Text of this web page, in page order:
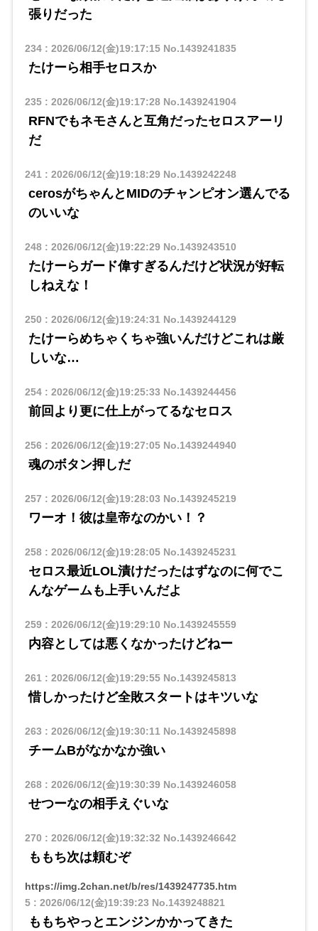
張りだった
234: 2026/06/12(金)19:17:15No.1439241835
たけーら相手セロスか
235: 2026/06/12(金)19:17:28No.1439241904
RFNでもネモさんと互角だったセロスアーリ
だ
241: 2026/06/12(金)19:18:29No.1439242248
cerosがちゃんとMIDのチャンピオン選んでる
のいいな
248: 2026/06/12(金)19:22:29No.1439243510
たけーらガード偉すぎるんだけど状況が好転
しねえな！
250 : 2026/06/12(金)19:24:31No.1439244129
たけーらめちゃくちゃ強いんだけどこれは厳
しいな…
254: 2026/06/12(金)19:25:33 No.1439244456
前回より更に仕上がってるなセロス
256 : 2026/06/12(金)19:27:05No.1439244940
魂のボタン押しだ
257 : 2026/06/12(金)19:28:03 No.1439245219
ワーオ！彼は皇帝なのかい！？
258: 2026/06/12(金)19:28:05No.1439245231
セロス最近LOL漬けだったはずなのに何でこ
んなゲームも上手いんだよ
259: 2026/06/12(金)19:29:10 No.1439245559
内容としては悪くなかったけどねー
261: 2026/06/12(金)19:29:55No.1439245813
惜しかったけど全敗スタートはキツいな
263 : 2026/06/12(金)19:30:11No.1439245898
チームBがなかなか強い
268: 2026/06/12(金)19:30:39No.1439246058
せつーなの相手えぐいな
270 : 2026/06/12(金)19:32:32 No.1439246642
ももち次は頼むぞ
https://img.2chan.net/b/res/1439247735.htm
5: 2026/06/12(金)19:39:23 No.1439248821
ももちやっとエンジンかかってきた